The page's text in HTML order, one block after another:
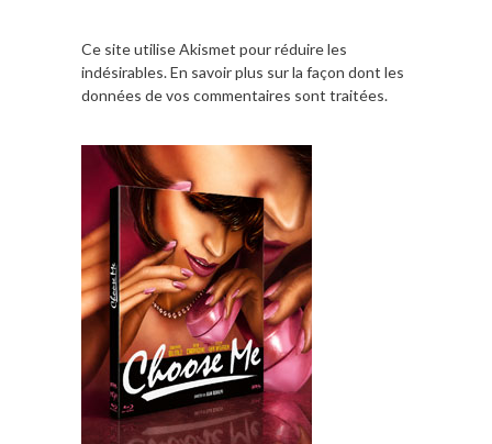
Ce site utilise Akismet pour réduire les
indésirables.En savoir plus sur la façon dont les
données de vos commentaires sont traitées.